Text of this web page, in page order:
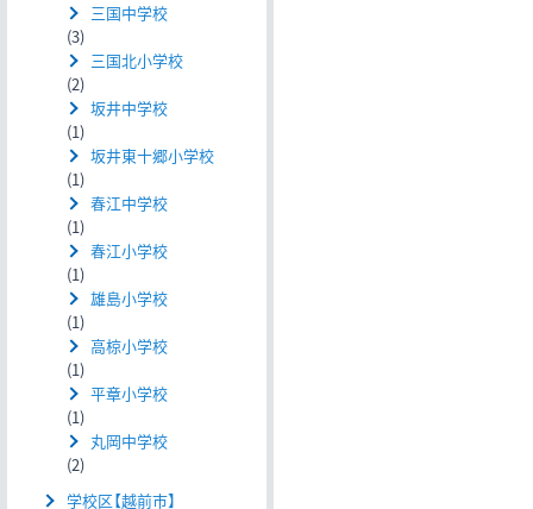
三国中学校
(3)
三国北小学校
(2)
坂井中学校
(1)
坂井東十郷小学校
(1)
春江中学校
(1)
春江小学校
(1)
雄島小学校
(1)
高椋小学校
(1)
平章小学校
(1)
丸岡中学校
(2)
学校区【越前市】